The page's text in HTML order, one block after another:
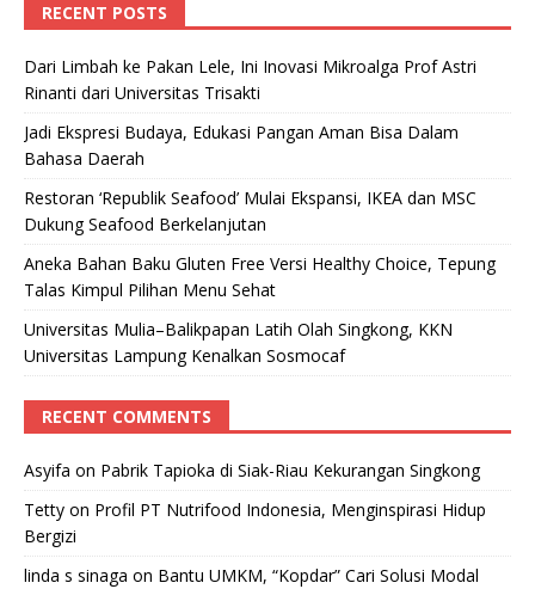
RECENT POSTS
Dari Limbah ke Pakan Lele, Ini Inovasi Mikroalga Prof Astri
Rinanti dari Universitas Trisakti
Jadi Ekspresi Budaya, Edukasi Pangan Aman Bisa Dalam
Bahasa Daerah
Restoran ‘Republik Seafood’ Mulai Ekspansi, IKEA dan MSC
Dukung Seafood Berkelanjutan
Aneka Bahan Baku Gluten Free Versi Healthy Choice, Tepung
Talas Kimpul Pilihan Menu Sehat
Universitas Mulia–Balikpapan Latih Olah Singkong, KKN
Universitas Lampung Kenalkan Sosmocaf
RECENT COMMENTS
Asyifa on Pabrik Tapioka di Siak-Riau Kekurangan Singkong
Tetty on Profil PT Nutrifood Indonesia, Menginspirasi Hidup
Bergizi
linda s sinaga on Bantu UMKM, “Kopdar” Cari Solusi Modal